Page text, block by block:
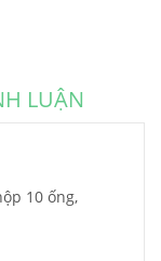
LUẬN
10 ống,